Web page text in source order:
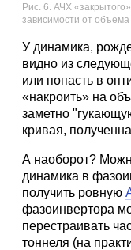
Рис. 6. АЧХ
зависимости от
У динамика,
видно из
или попасть в
«накроить» на
заметно
кривая,
А наоборот?
динамика в
получить ровную
фазоинвертора
перестраивать
тоннеля (на